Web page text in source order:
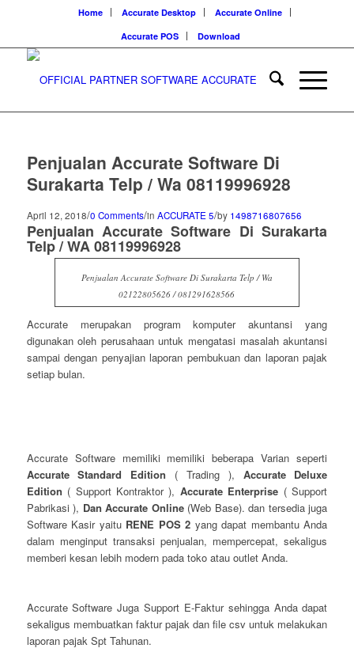
Home Accurate Desktop
Accurate Online
Accurate POS
Download
Penjualan Accurate Software Di
Surakarta Telp / Wa 08119996928
April 12, 2018/0 Comments/in ACCURATE 5/by 1498716807656
Penjualan Accurate Software Di Surakarta
Telp / WA 08119996928
Penjualan Accurate Software Di Surakarta Telp / Wa
02122805626 / 081291628566
Accurate merupakan program komputer akuntansi yang
digunakan oleh perusahaan untuk mengatasi masalah akuntansi
sampai dengan penyajian laporan pembukuan dan laporan pajak
setiap bulan.
Accurate Software memiliki memiliki beberapa Varian seperti
Accurate Standard Edition ( Trading ), Accurate Deluxe
Edition ( Support Kontraktor ), Accurate Enterprise ( Support
Pabrikasi ), Dan Accurate Online(Web Base). dan tersedia juga
Software Kasir yaitu RENE POS 2 yang dapat membantu Anda
dalam menginput transaksi penjualan, mempercepat, sekaligus
memberi kesan lebih modern pada toko atau outlet Anda.
Accurate Software Juga Support E-Faktur sehingga Anda dapat
sekaligus membuatkan faktur pajak dan file csv untuk melakukan
laporan pajak Spt Tahunan.